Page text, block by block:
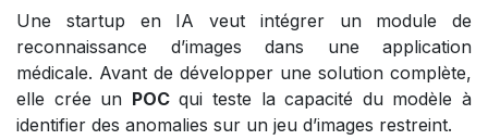
Une startup en IA veut intégrer un module de
reconnaissance d’images dans une application
médicale. Avant de développer une solution complète,
elle crée un POCqui teste la capacité du modèle à
identifier des anomalies sur un jeu d’images restreint.